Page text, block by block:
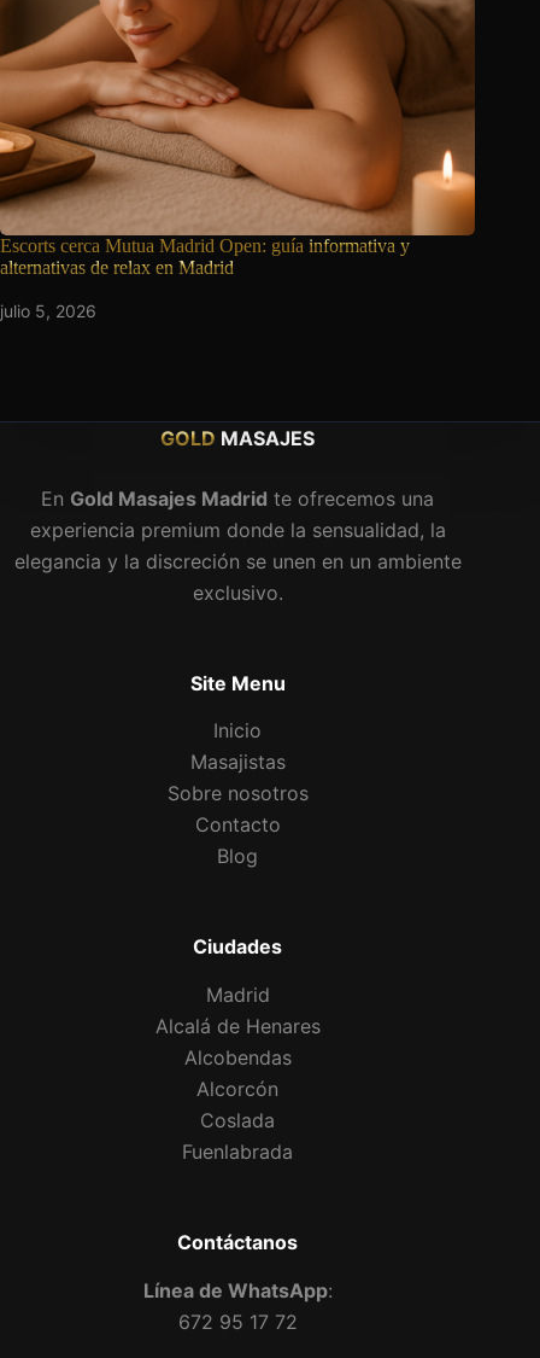
Escorts cerca Mutua Madrid Open: guía informativa y
alternativas de relax en Madrid
julio 5, 2026
GOLD MASAJES
En Gold Masajes Madrid te ofrecemos una
experiencia premium donde la sensualidad, la
elegancia y la discreción se unen en un ambiente
exclusivo.
Site Menu
Inicio
Masajistas
Sobre nosotros
Contacto
Blog
Ciudades
Madrid
Alcalá de Henares
Alcobendas
Alcorcón
Coslada
Fuenlabrada
Contáctanos
Línea de WhatsApp:
672 95 17 72